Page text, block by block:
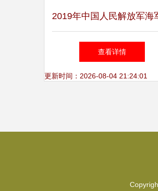
2019年中国人民解放军海
工大学招生简章——信息
运行维护服务专业
查看详情
更新时间：2026-08-04 21:24:01